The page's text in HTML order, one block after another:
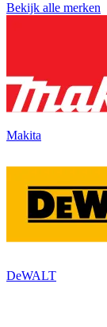
Bekijk alle merken
Makita
DeWALT